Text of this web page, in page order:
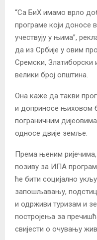
“Са БиХ имамо врло
програме који доносе
учествују у њима”,
да из Србије у овим
Сремски, Златиборски
велики број општина.
Она каже да такви
и доприносе њиховом
пограничним
односе двије земље.
Према њеним
позиву за ИПА програм
ће бити социјално
запошљавању,
и одрживи туризам и
постројења за
свијести о очувању